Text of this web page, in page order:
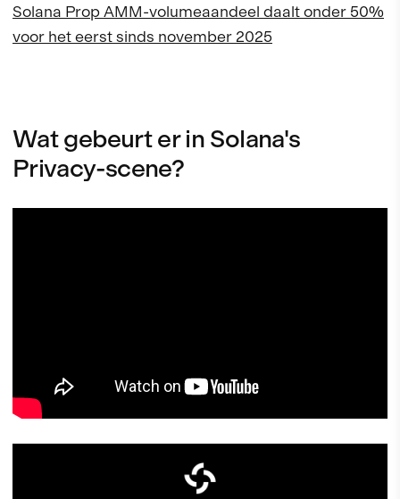
Solana Prop AMM-volumeaandeel daalt onder 50%
voor het eerst sinds november 2025
Wat gebeurt er in Solana's
Privacy-scene?